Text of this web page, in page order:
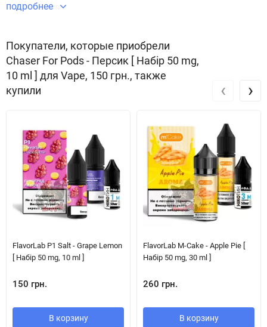
подробнее
Покупатели, которые приобрели
Chaser For Pods - Персик [ Набір 50 mg,
10 ml ] для Vape, 150 грн., также
купили
FlavorLab P1 Salt - Grape Lemon
[ Набір 50 mg, 10 ml ]
150 грн.
В корзину
FlavorLab M-Cake - Apple Pie [
Набір 50 mg, 30 ml ]
260 грн.
В корзину
‹ ›